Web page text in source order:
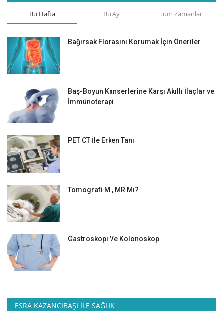
Bu Hafta Bu Ay Tüm Zamanlar
Bağırsak Florasını Korumak İçin Öneriler
Baş-Boyun Kanserlerine Karşı Akıllı İlaçlar ve
İmmünoterapi
PET CT İle Erken Tanı
Tomografi Mi, MR Mı?
Gastroskopi Ve Kolonoskop
ESRA KAZANCIBAŞI İLE SAĞLIK